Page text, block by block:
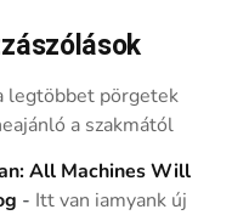
legtöbbet pörgetek
a szakmától
All Machines Will
- Itt van iamyank új